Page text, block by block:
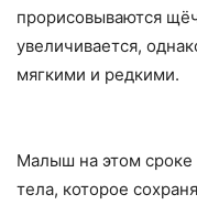
прорисовываются
увеличивается,
мягкими и редкими.
Малыш на этом
тела, которое